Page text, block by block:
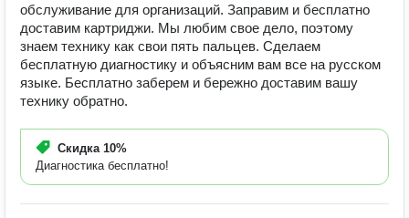
обслуживание для организаций. Заправим и бесплатно
доставим картриджи. Мы любим свое дело, поэтому
знаем технику как свои пять пальцев. Сделаем
бесплатную диагностику и объясним вам все на русском
языке. Бесплатно заберем и бережно доставим вашу
технику обратно.
Скидка 10%
Диагностика бесплатно!